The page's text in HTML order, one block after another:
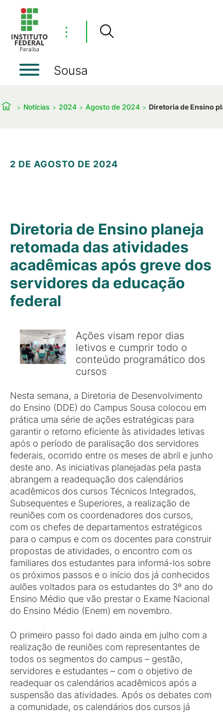
⋮
Sousa
Notícias 2024 Agosto de 2024 Diretoria de Ensino
2 DE AGOSTO DE 2024
Diretoria de Ensino planeja
retomada das atividades
acadêmicas após greve dos
servidores da educação
federal
Ações visam repor dias
letivos e cumprir todo o
conteúdo programático dos
cursos
Nesta semana, a Diretoria de Desenvolvimento
do Ensino (DDE) do Campus Sousa colocou em
prática uma série de ações estratégicas para
garantir o retorno eficiente às atividades letivas
após o período de paralisação dos servidores
federais, ocorrido entre os meses de abril e junho
deste ano. As iniciativas planejadas pela pasta
abrangem a readequação dos calendários
acadêmicos dos cursos Técnicos Integrados,
Subsequentes e Superiores, a realização de
reuniões com os coordenadores dos cursos,
com os chefes de departamentos estratégicos
para o campus e com os docentes para construir
propostas de atividades, o encontro com os
familiares dos estudantes para informá-los sobre
os próximos passos e o início dos já conhecidos
aulões voltados para os estudantes do 3º ano do
Ensino Médio que vão prestar o Exame Nacional
do Ensino Médio (Enem) em novembro.
O primeiro passo foi dado ainda em julho com a
realização de reuniões com representantes de
todos os segmentos do campus – gestão,
servidores e estudantes – com o objetivo de
readequar os calendários acadêmicos após a
suspensão das atividades. Após os debates com
a comunidade, os calendários dos cursos já